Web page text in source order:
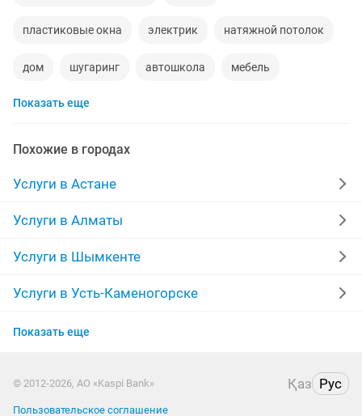
пластиковые окна электрик натяжной потолок
дом шугаринг автошкола мебель
ремонт телевизоров
мебель на заказ
уколы на дому
москитные сетки
ремонт стиральных машин диван
грузоперевозки газель
Показать еще
Похожие в городах
Услуги в Астане
Услуги в Алматы
Услуги в Шымкенте
Услуги в Усть-Каменогорске
Услуги в Актобе
Услуги в Таразе
Показать еще
© 2012-2026, АО «Kaspi Bank» Қаз Рус
Пользовательское соглашение